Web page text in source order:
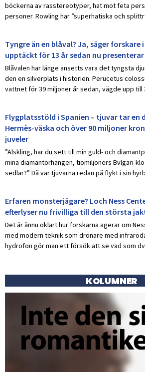
böckerna av rasstereotyper, hat mot feta
personer. Rowling har ”superhatiska och
Tyngre än en blåval? Ja, säger forskare
upptäckt för 13 år sedan nu
Blåvalen har länge ansetts vara det tyngsta
den en silverplats i historien. Perucetus
vattnet för 39 miljoner år sedan, vägde upp till
Flygplatsstöld i Spanien – tjuvar tar en
Hermès-väska och över 90 miljoner
juveler
”Älskling, har du sett till min guld- och
mina diamantörhängen, tiomiljoners Bvlgari-
sedlar?” Då var tjuvarna redan på flykt i sin
Erfaren monsterjägare? Loch Ness
efterlyser nu frivilliga till den största
Det är ännu oklart hur forskarna agerar om
med modern teknik som drönare med
hydrofon gör man ett försök att se vad som
KOLUMNER